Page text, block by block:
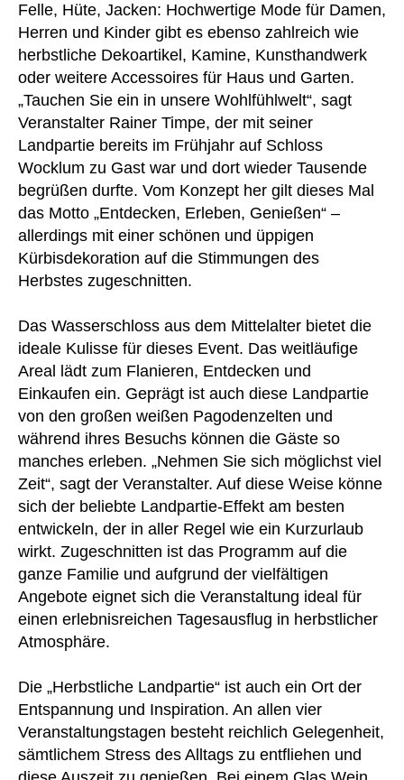
Felle, Hüte, Jacken: Hochwertige Mode für Damen,
Herren und Kinder gibt es ebenso zahlreich wie
herbstliche Dekoartikel, Kamine, Kunsthandwerk
oder weitere Accessoires für Haus und Garten.
„Tauchen Sie ein in unsere Wohlfühlwelt“, sagt
Veranstalter Rainer Timpe, der mit seiner
Landpartie bereits im Frühjahr auf Schloss
Wocklum zu Gast war und dort wieder Tausende
begrüßen durfte. Vom Konzept her gilt dieses Mal
das Motto „Entdecken, Erleben, Genießen“ –
allerdings mit einer schönen und üppigen
Kürbisdekoration auf die Stimmungen des
Herbstes zugeschnitten.
Das Wasserschloss aus dem Mittelalter bietet die
ideale Kulisse für dieses Event. Das weitläufige
Areal lädt zum Flanieren, Entdecken und
Einkaufen ein. Geprägt ist auch diese Landpartie
von den großen weißen Pagodenzelten und
während ihres Besuchs können die Gäste so
manches erleben. „Nehmen Sie sich möglichst viel
Zeit“, sagt der Veranstalter. Auf diese Weise könne
sich der beliebte Landpartie-Effekt am besten
entwickeln, der in aller Regel wie ein Kurzurlaub
wirkt. Zugeschnitten ist das Programm auf die
ganze Familie und aufgrund der vielfältigen
Angebote eignet sich die Veranstaltung ideal für
einen erlebnisreichen Tagesausflug in herbstlicher
Atmosphäre.
Die „Herbstliche Landpartie“ ist auch ein Ort der
Entspannung und Inspiration. An allen vier
Veranstaltungstagen besteht reichlich Gelegenheit,
sämtlichem Stress des Alltags zu entfliehen und